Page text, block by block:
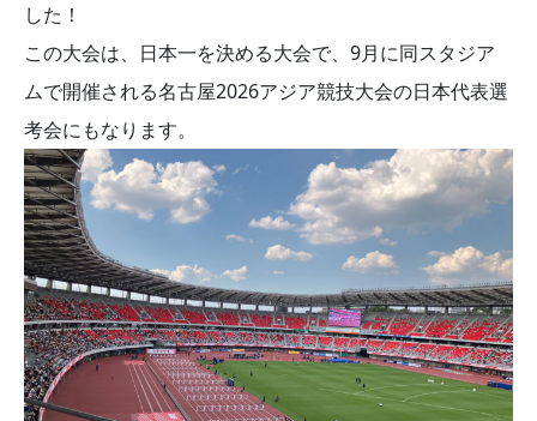
した！
この大会は、日本一を決める大会で、9月に同スタジア
ムで開催される名古屋2026アジア競技大会の日本代表選
考会にもなります。